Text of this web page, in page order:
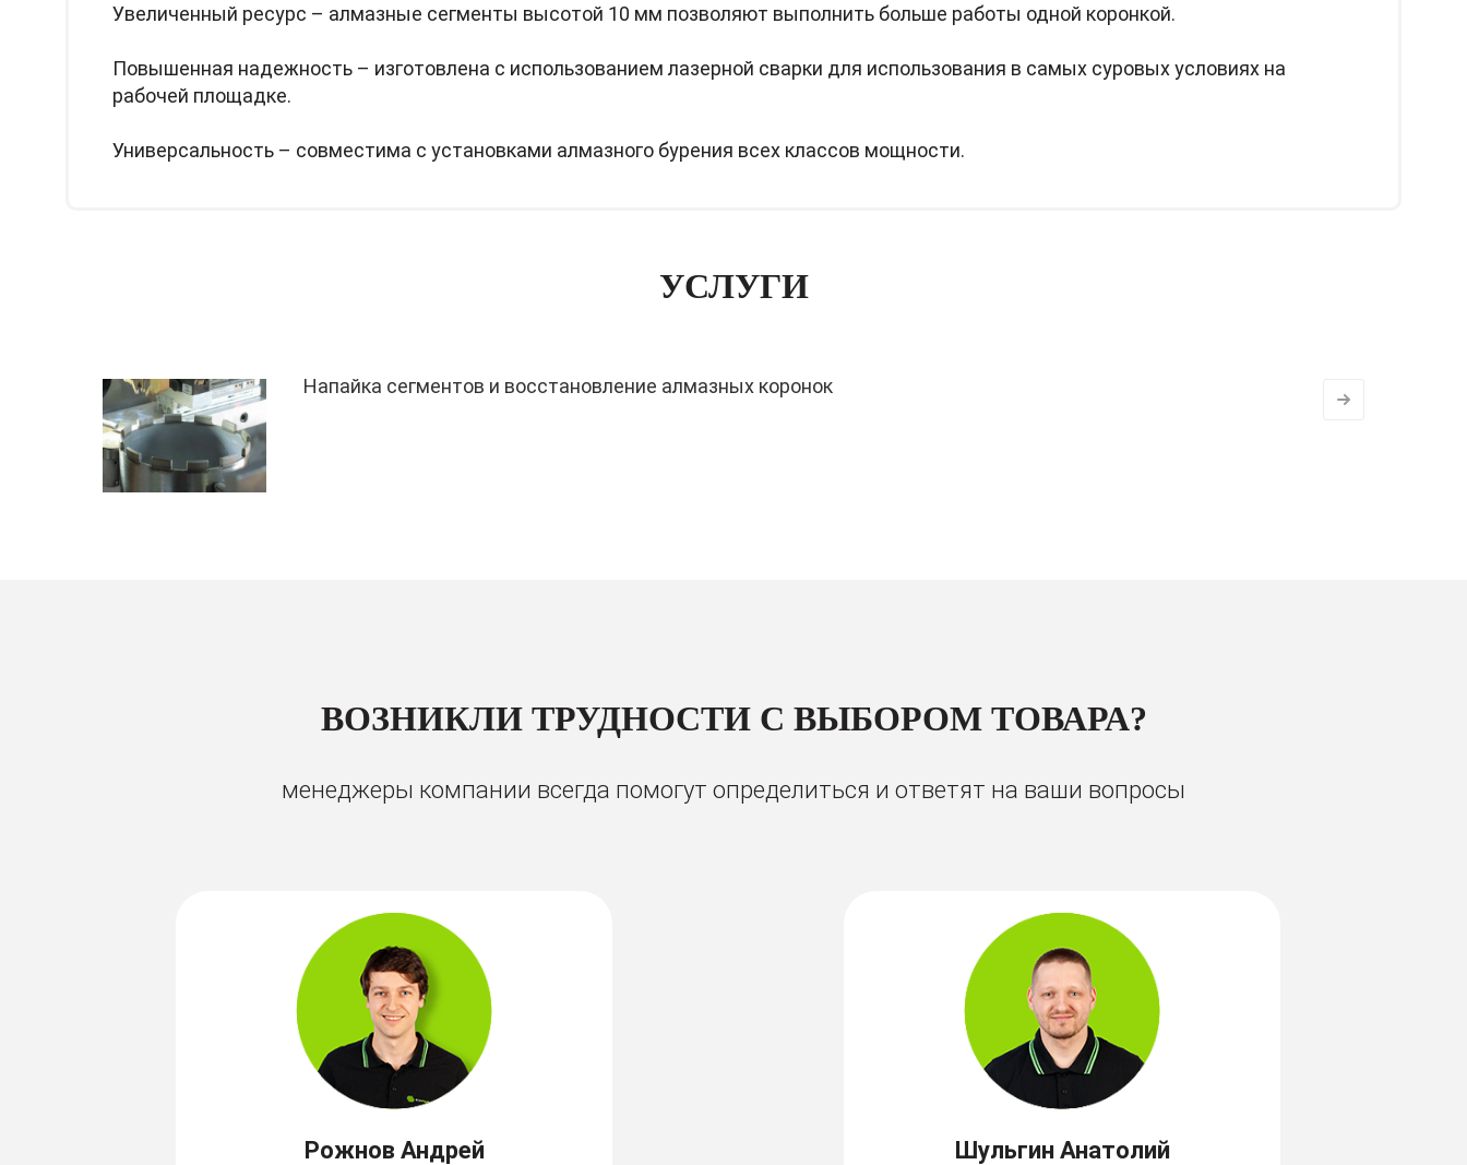
Увеличенный ресурс – алмазные сегменты высотой 10 мм позволяют выполнить больше работы одной коронкой.
Повышенная надежность – изготовлена с использованием лазерной сварки для использования в самых суровых условиях на
рабочей площадке.
Универсальность – совместима с установками алмазного бурения всех классов мощности.
УСЛУГИ
Напайка сегментов и восстановление алмазных коронок
ВОЗНИКЛИ ТРУДНОСТИ С ВЫБОРОМ ТОВАРА?
менеджеры компании всегда помогут определиться и ответят на ваши вопросы
Рожнов Андрей Шульгин Анатолий